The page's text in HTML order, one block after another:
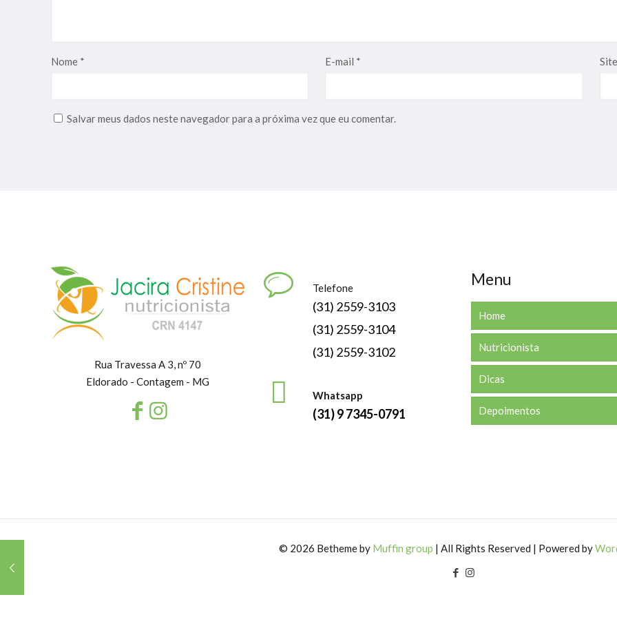
Nome * E-mail * Site
Salvar meus dados neste navegador para a próxima vez que eu comentar.
Rua Travessa A 3, nº 70
Eldorado - Contagem - MG
Telefone
(31) 2559-3103
(31) 2559-3104
(31) 2559-3102
Whatsapp
(31) 9 7345-0791
Menu
Home
Nutricionista
Dicas
Depoimentos
© 2026 Betheme by Muffin group | All Rights Reserved | Powered by